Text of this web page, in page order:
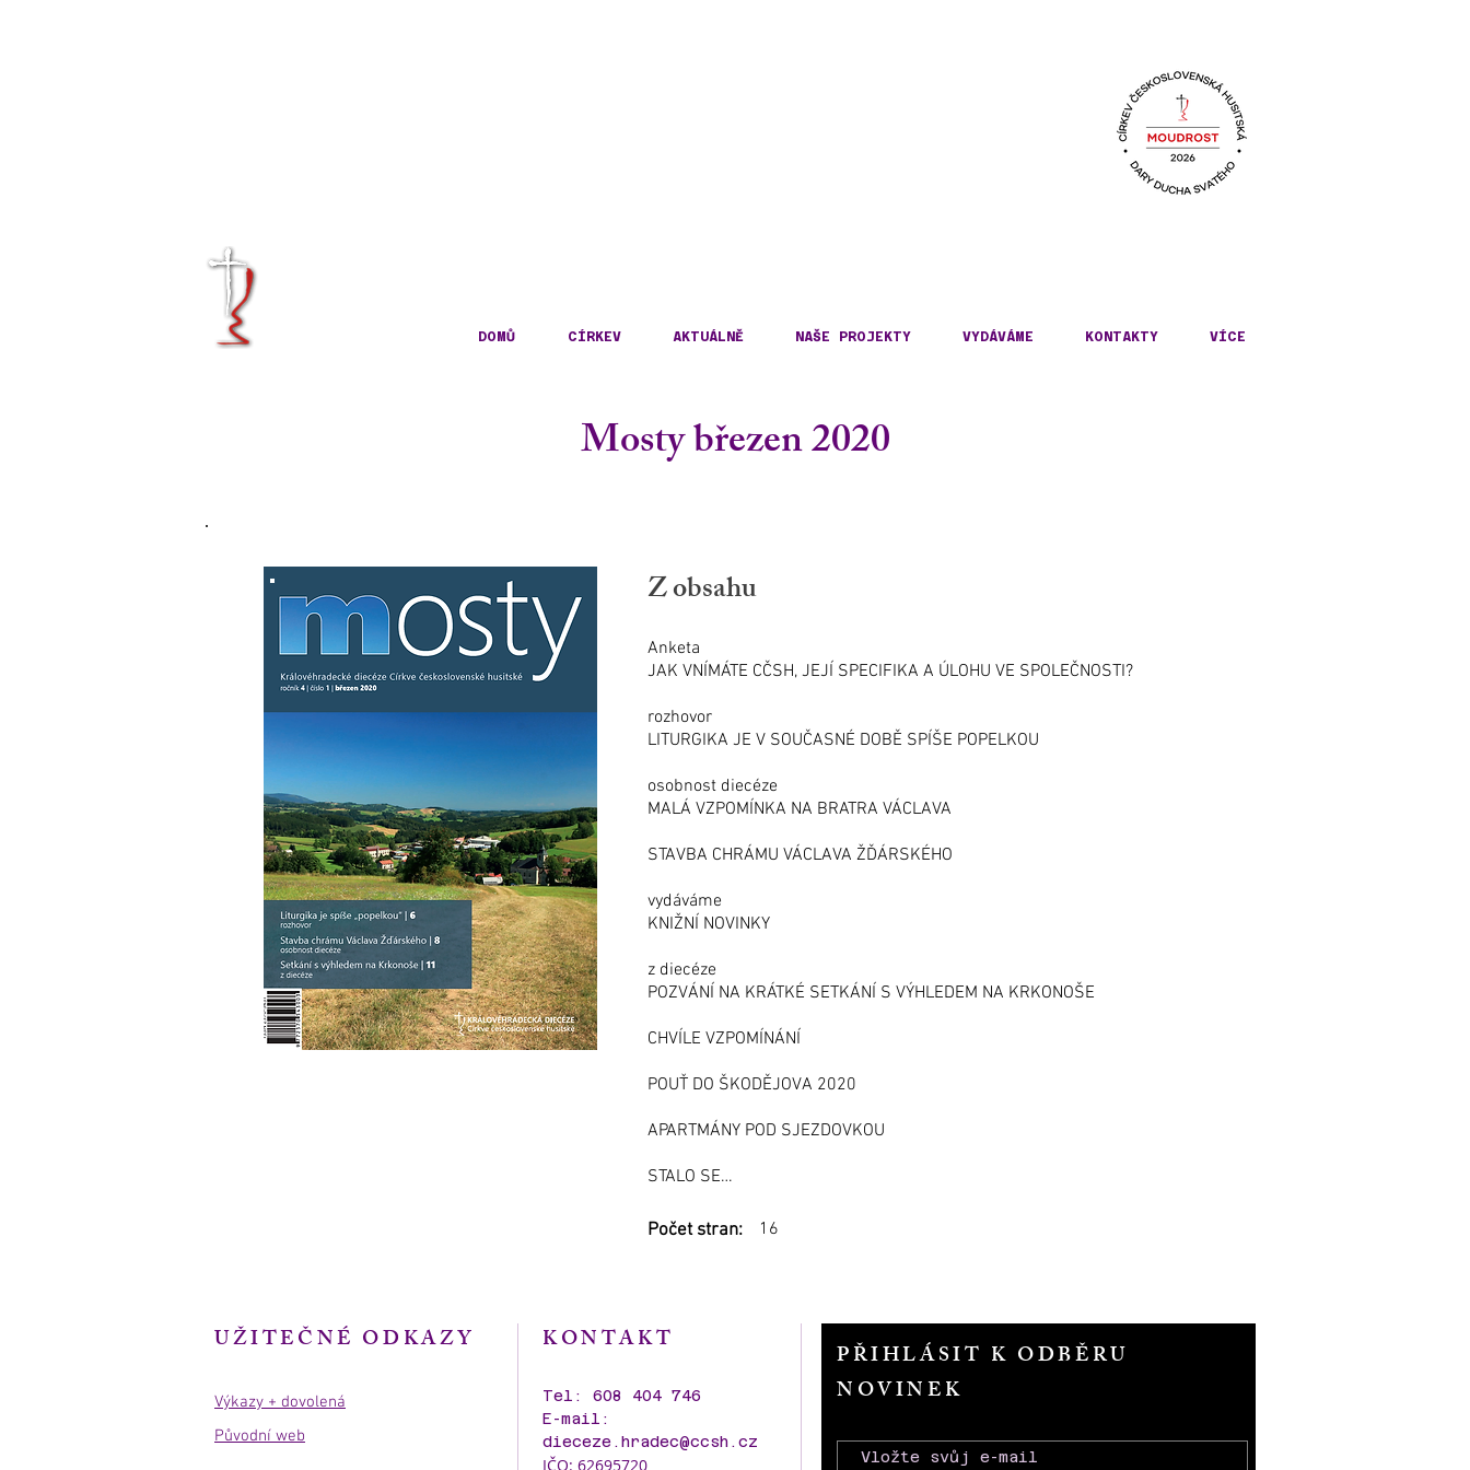
DOMŮ CÍRKEV AKTUÁLNĚ NAŠE PROJEKTY VYDÁVÁME KONTAKTY VÍCE
Mosty březen 2020
Z obsahu
Anketa
JAK VNÍMÁTE CČSH, JEJÍ SPECIFIKA A ÚLOHU VE SPOLEČNOSTI?
rozhovor
LITURGIKA JE V SOUČASNÉ DOBĚ SPÍŠE POPELKOU
osobnost diecéze
MALÁ VZPOMÍNKA NA BRATRA VÁCLAVA
STAVBA CHRÁMU VÁCLAVA ŽĎÁRSKÉHO
vydáváme
KNIŽNÍ NOVINKY
z diecéze
POZVÁNÍ NA KRÁTKÉ SETKÁNÍ S VÝHLEDEM NA KRKONOŠE
CHVÍLE VZPOMÍNÁNÍ
POUŤ DO ŠKODĚJOVA 2020
APARTMÁNY POD SJEZDOVKOU
STALO SE…
Počet stran: 16
UŽITEČNÉ ODKAZY
Výkazy + dovolená
Původní web
KONTAKT
Tel: 608 404 746
E-mail:
dieceze.hradec@ccsh.cz
IČO: 62695720
PŘIHLÁSIT K ODBĚRU
NOVINEK